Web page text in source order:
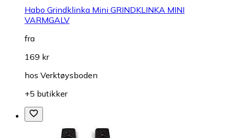
Habo Grindklinka Mini GRINDKLINKA MINI
VARMGALV
fra
169 kr
hos Verktøysboden
+5 butikker